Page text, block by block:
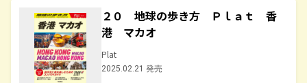
２０ 地球の歩き方 Ｐｌａｔ 香
港 マカオ
Plat
2025.02.21 発売